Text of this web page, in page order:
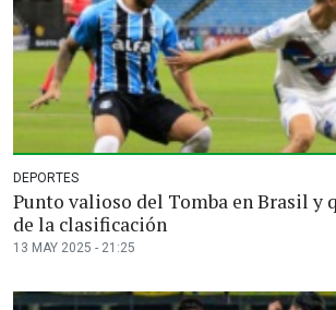
DEPORTES
Punto valioso del Tomba en Brasil y
de la clasificación
13 MAY 2025 - 21:25